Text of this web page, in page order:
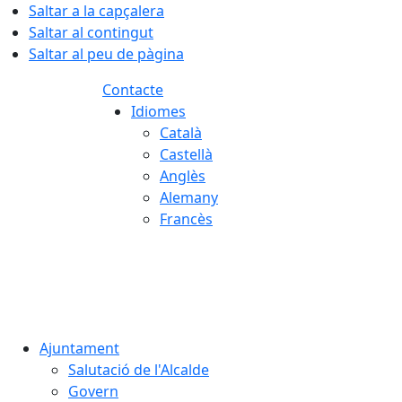
Saltar a la capçalera
Saltar al contingut
Saltar al peu de pàgina
Contacte
Idiomes
Català
Castellà
Anglès
Alemany
Francès
Ajuntament
Salutació de l'Alcalde
Govern